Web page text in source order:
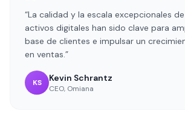
“La calidad y la escala excepcionales
activos digitales han sido clave para
base de clientes e impulsar un
en ventas.”
KS Kevin Schrantz
CEO, Omiana